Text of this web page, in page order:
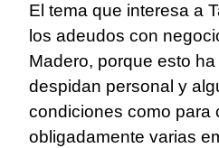
El tema que interesa a
los adeudos con
Madero, porque esto
despidan personal y
condiciones como para
obligadamente varias